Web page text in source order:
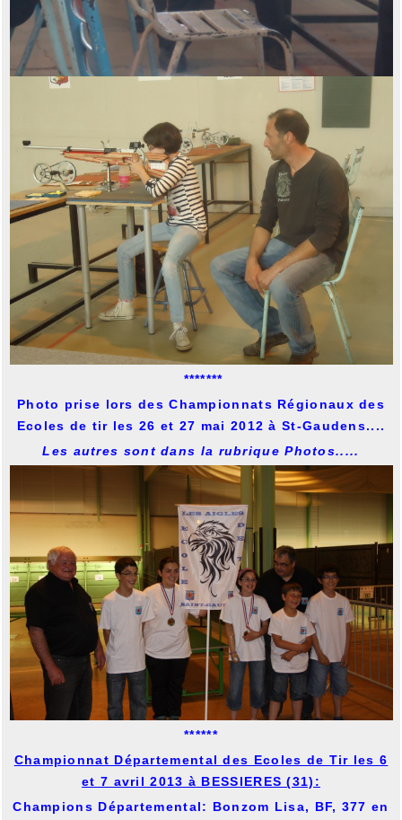
*******
Photo prise lors des Championnats Régionaux des
Ecoles de tir les 26 et 27 mai 2012 à St-Gaudens....
Les autres sont dans la rubrique Photos.....
******
Championnat Départemental des Ecoles de Tir les 6
et 7 avril 2013 à BESSIERES (31):
Champions Départemental: Bonzom Lisa, BF, 377 en